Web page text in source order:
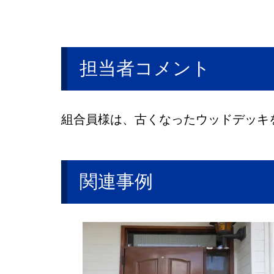
担当者コメント
組合員様は、古くなったウッドデッ
関連事例